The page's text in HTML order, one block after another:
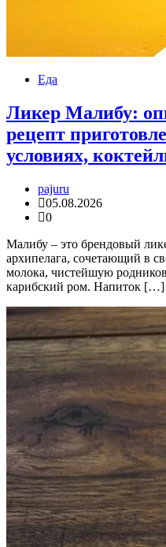
Еда
Ликер Малибу:
рецепт
условиях,
pajuru
05.08.2026
0
Малибу – это брендовый
архипелага, сочетающий в
молока, чистейшую
карибский ром. Напиток […]